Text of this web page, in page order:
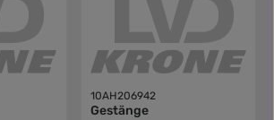
10AH206942
Gestänge